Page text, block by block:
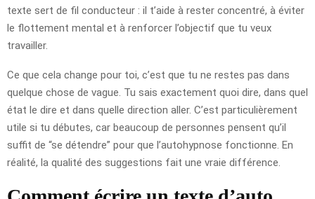
texte sert de fil conducteur : il t’aide à rester concentré, à éviter
le flottement mental et à renforcer l’objectif que tu veux
travailler.
Ce que cela change pour toi, c’est que tu ne restes pas dans
quelque chose de vague. Tu sais exactement quoi dire, dans quel
état le dire et dans quelle direction aller. C’est particulièrement
utile si tu débutes, car beaucoup de personnes pensent qu’il
suffit de “se détendre” pour que l’autohypnose fonctionne. En
réalité, la qualité des suggestions fait une vraie différence.